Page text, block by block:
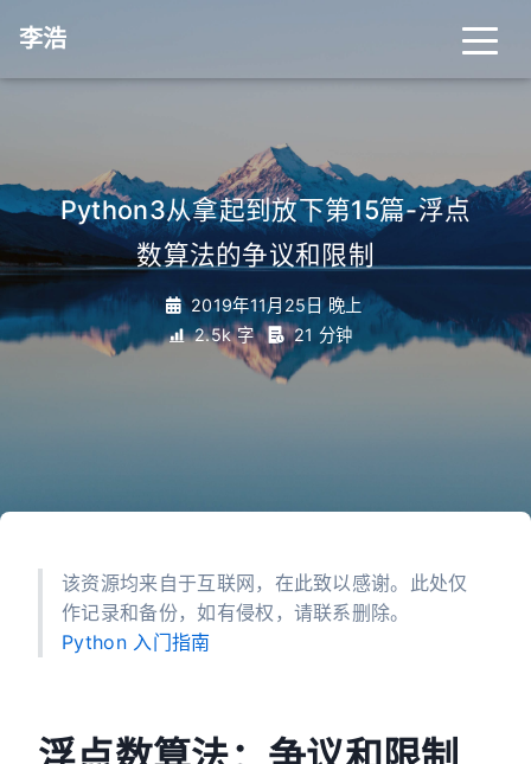
李浩
Python3从拿起到放下第15篇-浮点
数算法的争议和限制
2019年11月25日 晚上
2.5k 字
21 分钟
该资源均来自于互联网，在此致以感谢。此处仅
作记录和备份，如有侵权，请联系删除。
Python 入门指南